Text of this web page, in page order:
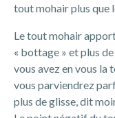
tout mohair plus que
Le tout mohair
« bottage » et plus
vous avez en vous la
vous parviendrez
plus de glisse, dit